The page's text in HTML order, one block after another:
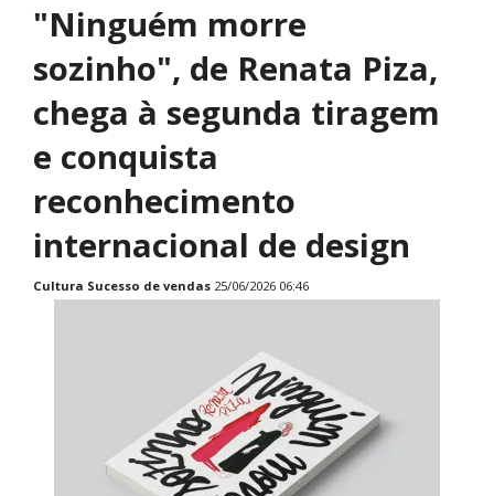
"Ninguém morre
sozinho", de Renata Piza,
chega à segunda tiragem
e conquista
reconhecimento
internacional de design
Cultura Sucesso de vendas 25/06/2026 06:46